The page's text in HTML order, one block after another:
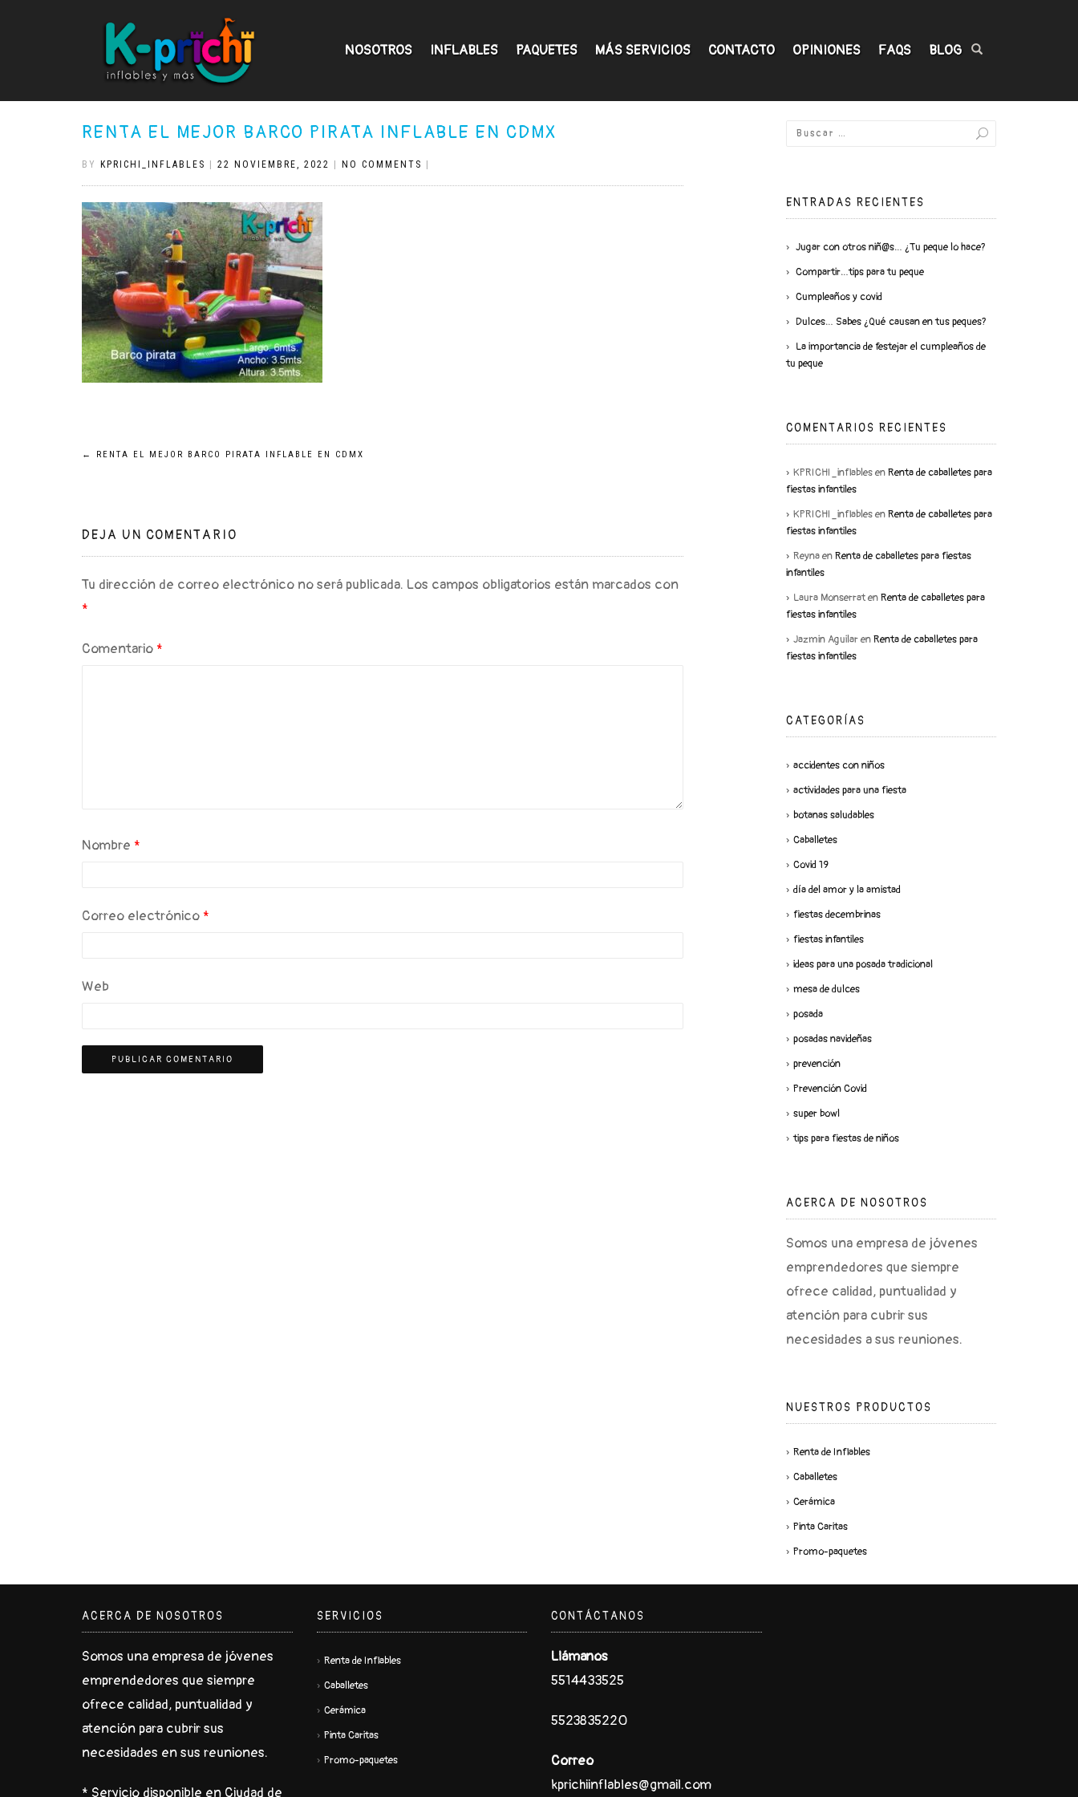
NOSOTROS INFLABLES PAQUETES MÁS SERVICIOS CONTACTO OPINIONES FAQS BLOG
RENTA EL MEJOR BARCO PIRATA INFLABLE EN CDMX
BY KPRICHI_INFLABLES 22 NOVIEMBRE, 2022 NO COMMENTS
Navegación
entradas
← RENTA EL MEJOR BARCO PIRATA INFLABLE EN CDMX
DEJA UN COMENTARIO
Tu dirección de correo electrónico no será publicada. Los campos obligatorios están marcados con
*
Comentario *
Nombre *
Correo electrónico *
Web
ENTRADAS RECIENTES
Jugar con otros niñ@s… ¿Tu peque lo hace?
Compartir…tips para tu peque
Cumpleaños y covid
Dulces… Sabes ¿Qué causan en tus peques?
La importancia de festejar el cumpleaños de
tu peque
COMENTARIOS RECIENTES
KPRICHI_inflablesenRenta de caballetes para
fiestas infantiles
KPRICHI_inflablesenRenta de caballetes para
fiestas infantiles
ReynaenRenta de caballetes para fiestas
infantiles
Laura MonserratenRenta de caballetes para
fiestas infantiles
Jazmin AguilarenRenta de caballetes para
fiestas infantiles
CATEGORÍAS
accidentes con niños
actividades para una fiesta
botanas saludables
Caballetes
Covid 19
día del amor y la amistad
fiestas decembrinas
fiestas infantiles
ideas para una posada tradicional
mesa de dulces
posada
posadas navideñas
prevención
Prevención Covid
super bowl
tips para fiestas de niños
ACERCA DE NOSOTROS
Somos una empresa de jóvenes
emprendedores que siempre
ofrece calidad, puntualidad y
atención para cubrir sus
necesidades a sus reuniones.
NUESTROS PRODUCTOS
Renta de Inflables
Caballetes
Cerámica
Pinta Caritas
Promo-paquetes
ACERCA DE NOSOTROS
Somos una empresa de jóvenes
emprendedores que siempre
ofrece calidad, puntualidad y
atención para cubrir sus
necesidades en sus reuniones.
* Servicio disponible en Ciudad de
SERVICIOS
Renta de Inflables
Caballetes
Cerámica
Pinta Caritas
Promo-paquetes
CONTÁCTANOS
Llámanos
5514433525
5523835220
Correo
kprichiinflables@gmail.com